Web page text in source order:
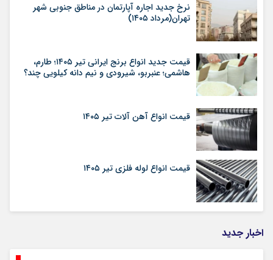
نرخ جدید اجاره آپارتمان در مناطق جنوبی شهر
تهران(مرداد ۱۴۰۵)
قیمت جدید انواع برنج ایرانی تیر ۱۴۰۵؛ طارم،
هاشمی؛ عنبربو، شیرودی و نیم دانه کیلویی چند؟
قیمت انواع آهن آلات تیر ۱۴۰۵
قیمت انواع لوله فلزی تیر ۱۴۰۵
اخبار جدید